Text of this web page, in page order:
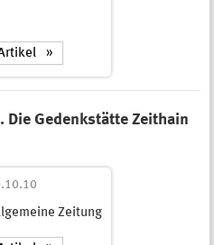
Die Gedenkstätte Zeithain
Zeitung